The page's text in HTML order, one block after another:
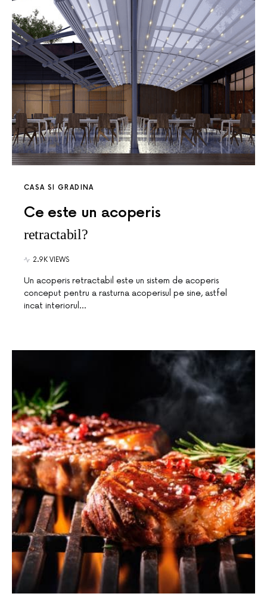
CASA SI GRADINA
Ce este un acoperis
retractabil?
2.9K VIEWS
Un acoperis retractabil este un sistem de acoperis
conceput pentru a rasturna acoperisul pe sine, astfel
incat interiorul…